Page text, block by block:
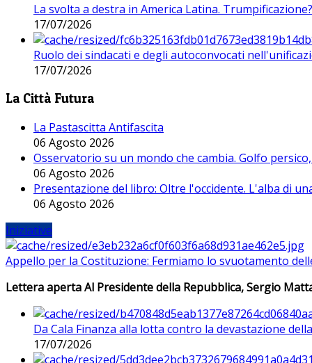
La svolta a destra in America Latina. Trumpificazione?
17/07/2026
Ruolo dei sindacati e degli autoconvocati
17/07/2026
La Città Futura
La Pastascitta Antifascita
06 Agosto 2026
Osservatorio su un mondo che cambia. Golfo
06 Agosto 2026
Presentazione del libro: Oltre l'occidente. L'alba di
06 Agosto 2026
Iniziative
Appello per la Costituzione: Fermiamo lo svuotamento
Lettera aperta Al Presidente della Repubblica, Sergio
Da Cala Finanza alla lotta contro la devastazione
17/07/2026